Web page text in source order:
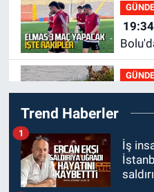
haber
19:34Zonguldakspor
19:27
yaşadı
19:12
fındık
Trend Haberler
İş
1